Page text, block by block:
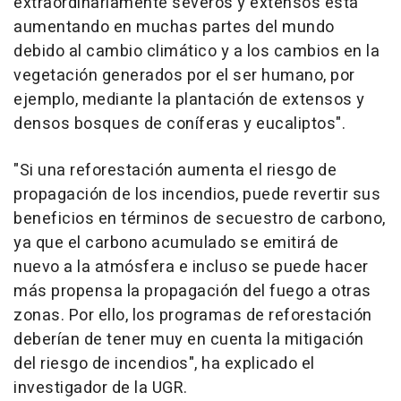
aumentando en muchas partes del mundo
debido al cambio climático y a los cambios en la
vegetación generados por el ser humano, por
ejemplo, mediante la plantación de extensos y
densos bosques de coníferas y eucaliptos".
"Si una reforestación aumenta el riesgo de
propagación de los incendios, puede revertir sus
beneficios en términos de secuestro de carbono,
ya que el carbono acumulado se emitirá de
nuevo a la atmósfera e incluso se puede hacer
más propensa la propagación del fuego a otras
zonas. Por ello, los programas de reforestación
deberían de tener muy en cuenta la mitigación
del riesgo de incendios", ha explicado el
investigador de la UGR.